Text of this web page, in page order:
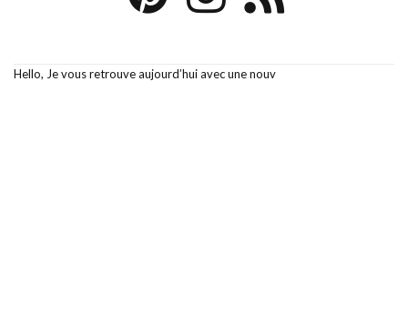
Hello, Je vous retrouve aujourd’hui avec une nouv